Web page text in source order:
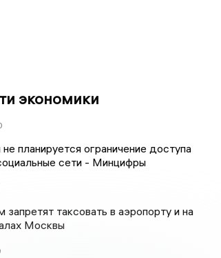
экономики
планируется ограничение доступа
сети - Минцифры
запретят таксовать в аэропорту и на
Москвы